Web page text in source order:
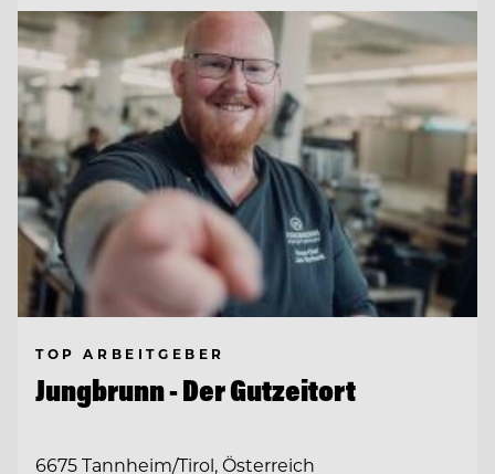
TOP ARBEITGEBER
Jungbrunn - Der Gutzeitort
6675 Tannheim/Tirol, Österreich